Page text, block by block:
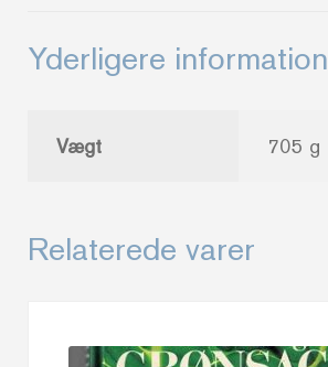
antal
Yderligere information
Vægt 705 g
Relaterede varer